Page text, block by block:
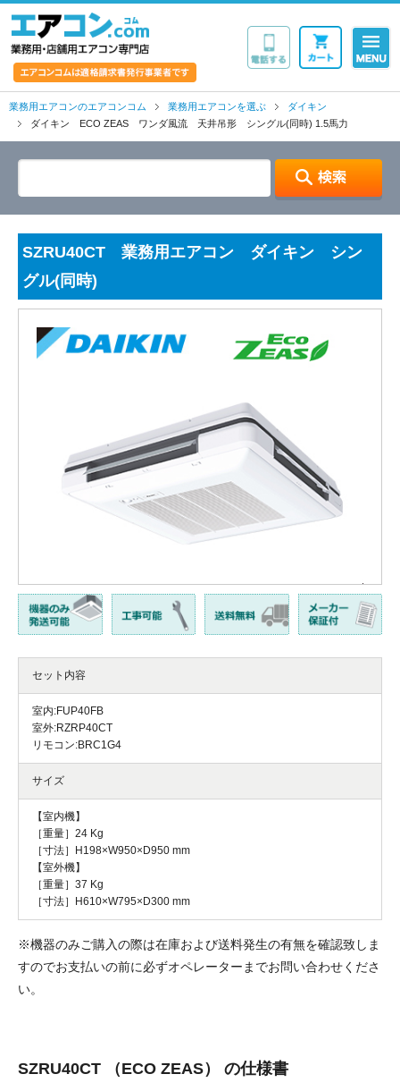
業務用エアコンのエアコンコム 業務用エアコンを選ぶ
ダイキン
ダイキン ECO ZEAS ワンダ風流 天井吊形 シングル(同時) 1.5馬力
SZRU40CT 業務用エアコン ダイキン シン
グル(同時)
セット内容
室内:FUP40FB
室外:RZRP40CT
リモコン:BRC1G4
サイズ
【室内機】
［重量］24 Kg
［寸法］H198×W950×D950 mm
【室外機】
［重量］37 Kg
［寸法］H610×W795×D300 mm
※機器のみご購入の際は在庫および送料発生の有無を確認致しま
すのでお支払いの前に必ずオペレーターまでお問い合わせくださ
い。
SZRU40CT （ECO ZEAS） の仕様書